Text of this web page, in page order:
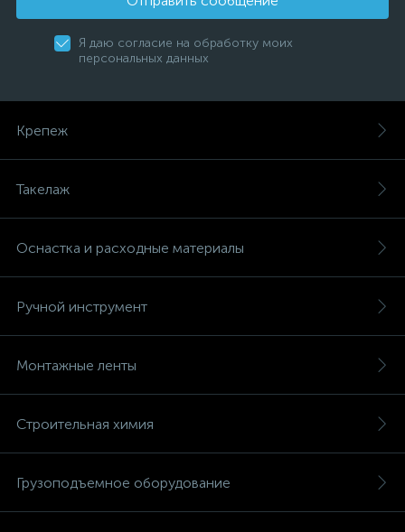
Я даю согласие на обработку моих
персональных данных
Крепеж
Такелаж
Оснастка и расходные материалы
Ручной инструмент
Монтажные ленты
Строительная химия
Грузоподъемное оборудование